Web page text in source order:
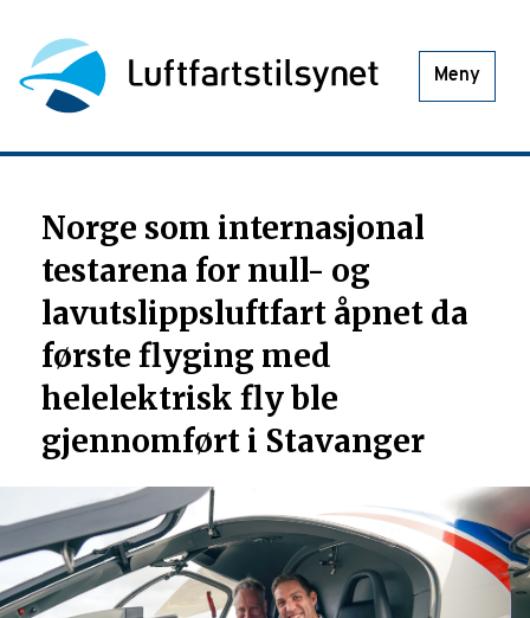
Meny
Norge som internasjonal
testarena for null- og
lavutslippsluftfart åpnet da
første flyging med
helelektrisk fly ble
gjennomført i Stavanger